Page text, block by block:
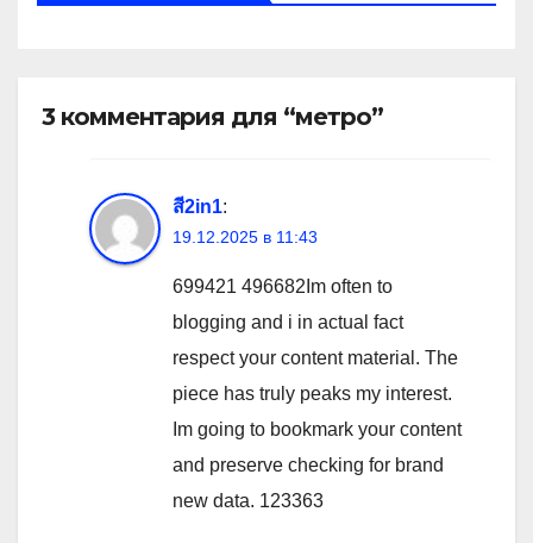
3 комментария для “метро”
สี2in1:
19.12.2025 в 11:43
699421 496682Im often to
blogging and i in actual fact
respect your content material. The
piece has truly peaks my interest.
Im going to bookmark your content
and preserve checking for brand
new data. 123363